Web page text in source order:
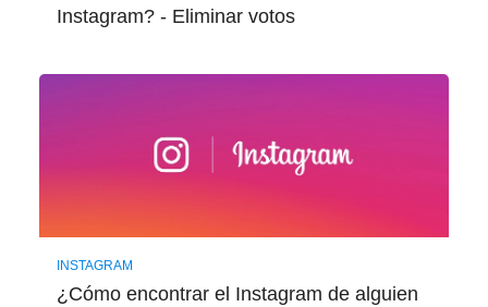
Instagram? - Eliminar votos
INSTAGRAM
¿Cómo encontrar el Instagram de alguien